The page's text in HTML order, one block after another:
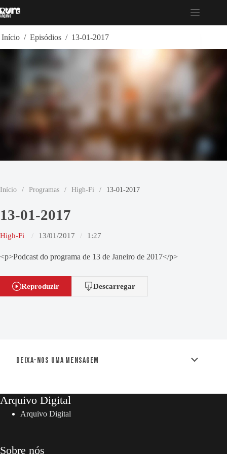
para
Início / Episódios / 13-01-2017
Início / Programas / High-Fi / 13-01-2017
13-01-2017
High-Fi 13/01/2017 1:27
<p>Podcast do programa de 13 de Janeiro de 2017</p>
Reproduzir Descarregar
Deixa-nos uma mensagem
Arquivo Digital
Arquivo Digital
Sobre nós